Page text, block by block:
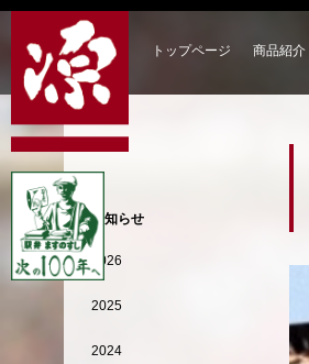
トップページ 商品紹介
お知らせ
2026
2025
2024